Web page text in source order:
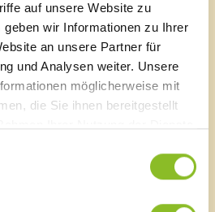
auf unsere Website zu
wir Informationen zu Ihrer
an unsere Partner für
und Analysen weiter. Unsere
möglicherweise mit
die Sie ihnen bereitgestellt
übernehmen
besonders stark Länder im
diese am wenigsten zu den
beigetragen haben. Als
Vorarlberg unterstützt
im biogeografischen Chocó in
Gebiete der Erde
dort Initiativen, die auf
den Schutz indigener